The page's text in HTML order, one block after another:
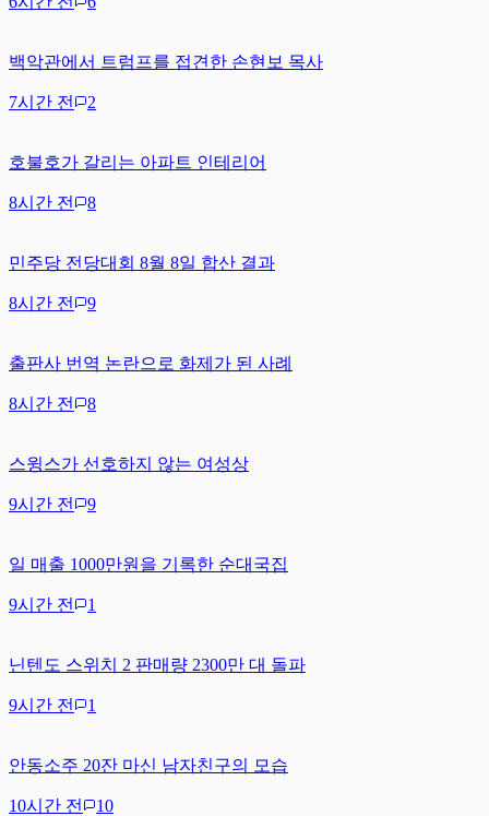
백악관에서 트럼프를 접견한 손현보 목사
7시간 전 2
호불호가 갈리는 아파트 인테리어
8시간 전 8
민주당 전당대회 8월 8일 합산 결과
8시간 전 9
출판사 번역 논란으로 화제가 된 사례
8시간 전 8
스윙스가 선호하지 않는 여성상
9시간 전 9
일 매출 1000만원을 기록한 순대국집
9시간 전 1
닌텐도 스위치 2 판매량 2300만 대 돌파
9시간 전 1
안동소주 20잔 마신 남자친구의 모습
10시간 전 10